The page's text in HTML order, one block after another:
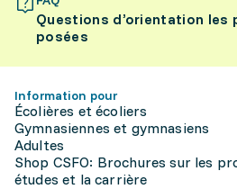
Questions d’orientation les
posées
Information pour
Écolières et écoliers
Gymnasiennes et gymnasiens
Adultes
Shop CSFO: Brochures sur les
études et la carrière